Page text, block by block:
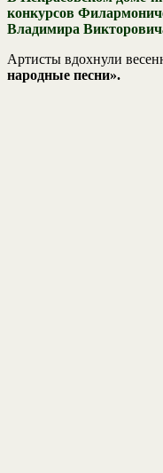
конкурсов
Владимира
Артисты вдохнули
народные песни».